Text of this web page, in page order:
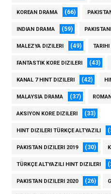
KOREAN DRAMA (66)
INDIAN DRAMA (59)
MALEZYA DIZILERI (49) TARIHI
FANTASTIK KORE DIZILERI (43)
KANAL 7 HINT DIZILERI (42)
MALAYSIA DRAMA (37)
AKSIYON KORE DIZILERI (33)
HINT DIZILERI TÜRKÇE ALTYAZILI
PAKISTAN DIZILERI 2019 (30)
TÜRKÇE ALTYAZILI HINT DIZILERI
PAKISTAN DIZILERI 2020 (26)